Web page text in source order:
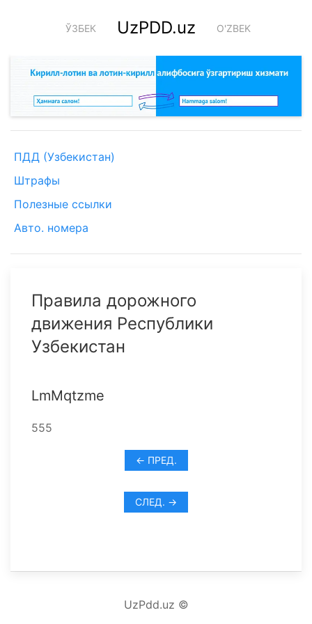
ЎЗБЕК UzPDD.uz O'ZBEK
ПДД (Узбекистан)
Штрафы
Полезные ссылки
Авто. номера
Правила дорожного
движения Республики
Узбекистан
LmMqtzme
555
← ПРЕД.
СЛЕД. →
UzPdd.uz ©